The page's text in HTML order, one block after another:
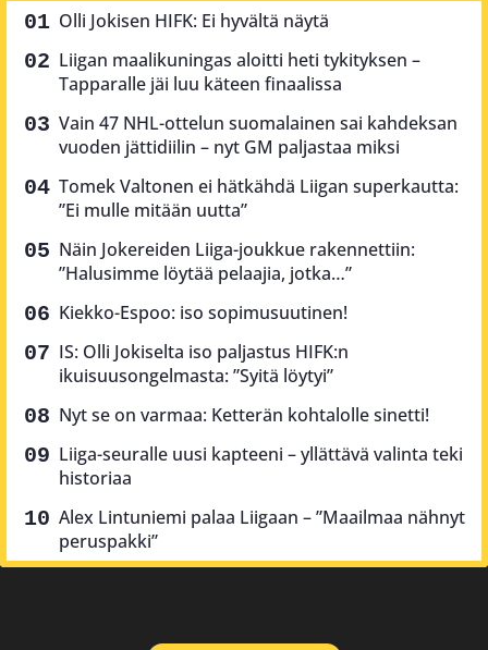
Olli Jokisen HIFK: Ei hyvältä näytä
Liigan maalikuningas aloitti heti tykityksen –
Tapparalle jäi luu käteen finaalissa
Vain 47 NHL-ottelun suomalainen sai kahdeksan
vuoden jättidiilin – nyt GM paljastaa miksi
Tomek Valtonen ei hätkähdä Liigan superkautta:
”Ei mulle mitään uutta”
Näin Jokereiden Liiga-joukkue rakennettiin:
”Halusimme löytää pelaajia, jotka…”
Kiekko-Espoo: iso sopimusuutinen!
IS: Olli Jokiselta iso paljastus HIFK:n
ikuisuusongelmasta: ”Syitä löytyi”
Nyt se on varmaa: Ketterän kohtalolle sinetti!
Liiga-seuralle uusi kapteeni – yllättävä valinta teki
historiaa
Alex Lintuniemi palaa Liigaan – ”Maailmaa nähnyt
peruspakki”